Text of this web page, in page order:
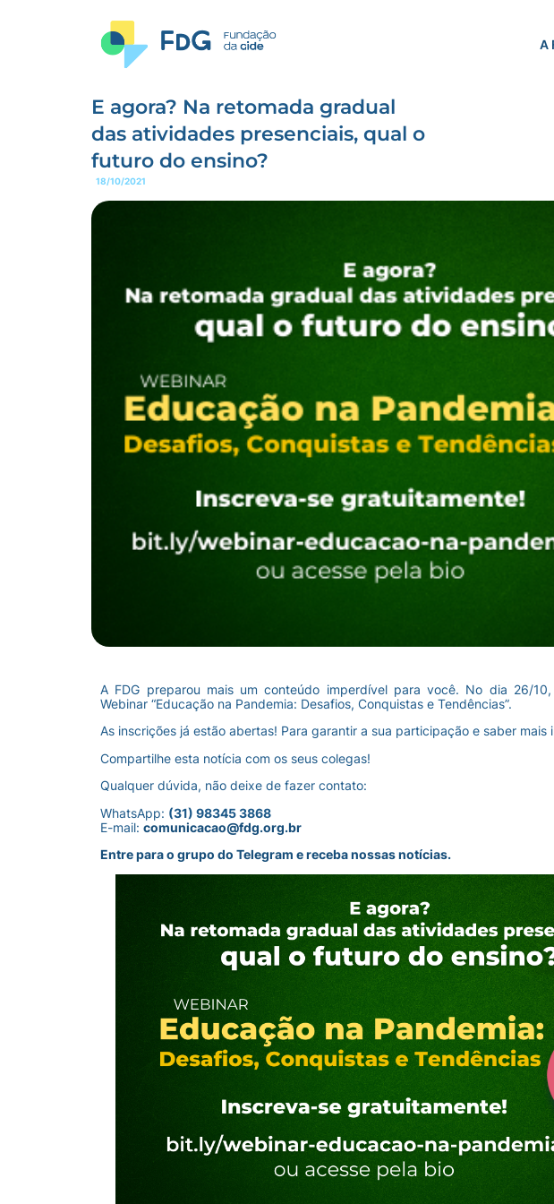
A
E agora? Na retomada gradual
das atividades presenciais, qual o
futuro do ensino?
18/10/2021
A FDG preparou mais um conteúdo imperdível para você. No dia 26/
Webinar “Educação na Pandemia: Desafios, Conquistas e Tendências”.
As inscrições já estão abertas! Para garantir a sua participação e saber mais
Compartilhe esta notícia com os seus colegas!
Qualquer dúvida, não deixe de fazer contato:
WhatsApp: (31) 98345 3868
E-mail: comunicacao@fdg.org.br
Entre para o grupo do Telegram e receba nossas notícias.